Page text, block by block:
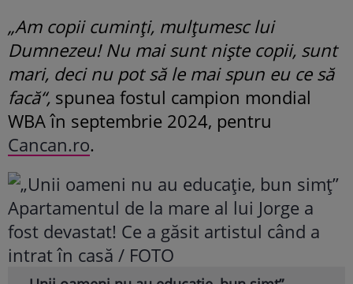
„Am copii cuminți, mulțumesc lui
Dumnezeu! Nu mai sunt niște copii, sunt
mari, deci nu pot să le mai spun eu ce să
facă“, spunea fostul campion mondial
WBA în septembrie 2024, pentru
Cancan.ro.